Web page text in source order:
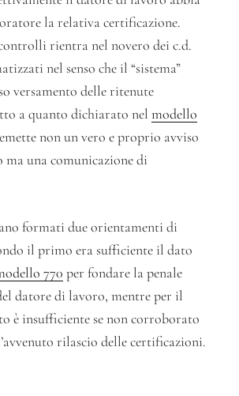
la relativa certificazione.
rientra nel novero dei c.d.
nel senso che il “sistema”
versamento delle ritenute
a quanto dichiarato nel modello
non un vero e proprio avviso
ma una comunicazione di
formati due orientamenti di
il primo era sufficiente il dato
770 per fondare la penale
datore di lavoro, mentre per il
è insufficiente se non corroborato
rilascio delle certificazioni.